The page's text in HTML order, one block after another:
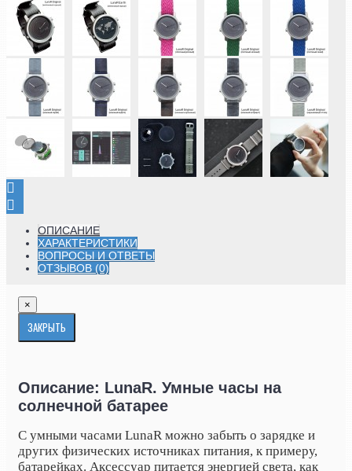
ОПИСАНИЕ
ХАРАКТЕРИСТИКИ
ВОПРОСЫ И ОТВЕТЫ
ОТЗЫВОВ (0)
×
ЗАКРЫТЬ
Описание: LunaR. Умные часы на
солнечной батарее
С умными часами LunaR можно забыть о зарядке и
других физических источниках питания, к примеру,
батарейках. Аксессуар питается энергией света, как